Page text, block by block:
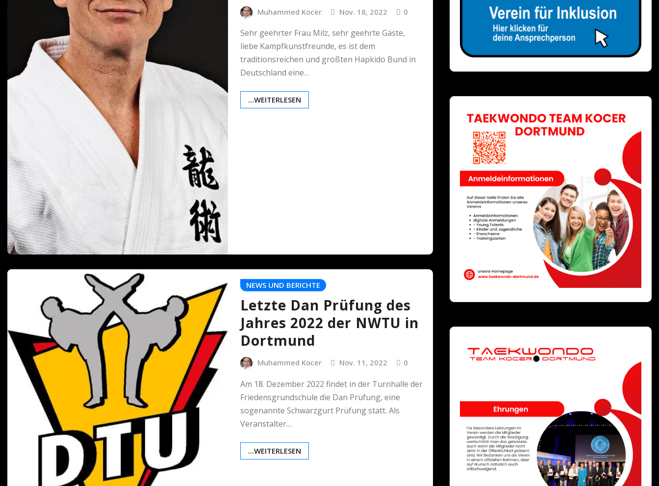
Muhammed Kocer Nov. 18, 2022 0
Sehr geehrter Frau Milz, sehr geehrte Gäste,
liebe Kampfkunstfreunde, es ist dem
traditionsreichen und größten Hapkido Bund in
Deutschland eine…
...WEITERLESEN
NEWS UND BERICHTE
Letzte Dan Prüfung des
Jahres 2022 der NWTU in
Dortmund
Muhammed Kocer Nov. 11, 2022 0
Am 18. Dezember 2022 findet in der Turnhalle der
Friedensgrundschule die Dan Prüfung, eine
sogenannte Schwarzgurt Prüfung statt. Als
Veranstalter…
...WEITERLESEN